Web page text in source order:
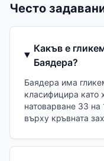
Често
Какъв е
Баядера?
Баядера има
класифицира като
натоварване 33 на
върху кръвната